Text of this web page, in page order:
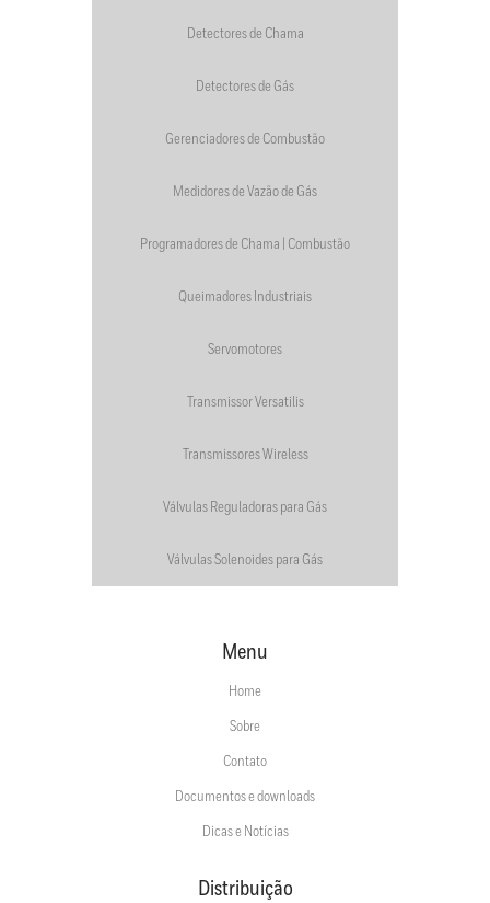
Detectores de Chama
Detectores de Gás
Gerenciadores de Combustão
Medidores de Vazão de Gás
Programadores de Chama | Combustão
Queimadores Industriais
Servomotores
Transmissor Versatilis
Transmissores Wireless
Válvulas Reguladoras para Gás
Válvulas Solenoides para Gás
Menu
Home
Sobre
Contato
Documentos e downloads
Dicas e Notícias
Distribuição